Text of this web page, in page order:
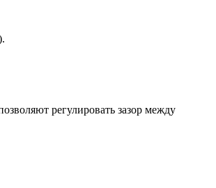
регулировать зазор между